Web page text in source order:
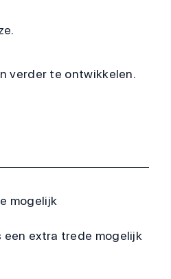
verder te ontwikkelen.
mogelijk
een extra trede mogelijk